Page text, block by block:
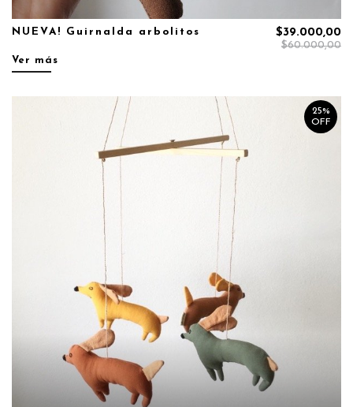
NUEVA! Guirnalda arbolitos $39.000,00
$60.000,00
Ver más
25%
OFF